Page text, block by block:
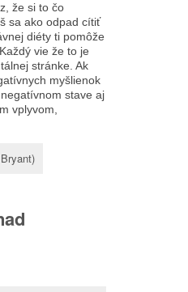
že si to čo
sa ako odpad cítiť
diéty ti pomôže
vie že to je
stránke. Ak
myšlienok
stave aj
vplyvom,